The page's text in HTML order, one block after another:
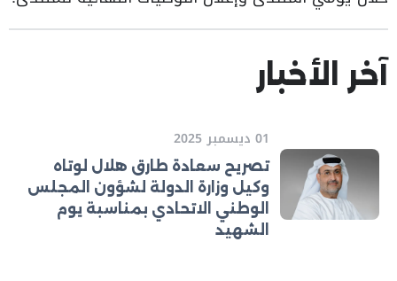
آخر الأخبار
01 ديسمبر 2025
تصريح سعادة طارق هلال لوتاه
وكيل وزارة الدولة لشؤون المجلس
الوطني الاتحادي بمناسبة يوم
الشهيد